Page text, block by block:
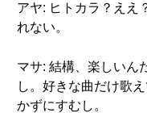
アヤ: ヒトカラ？ええ
れない。
マサ: 結構、楽しいん
し。好きな曲だけ歌
かずにすむし。